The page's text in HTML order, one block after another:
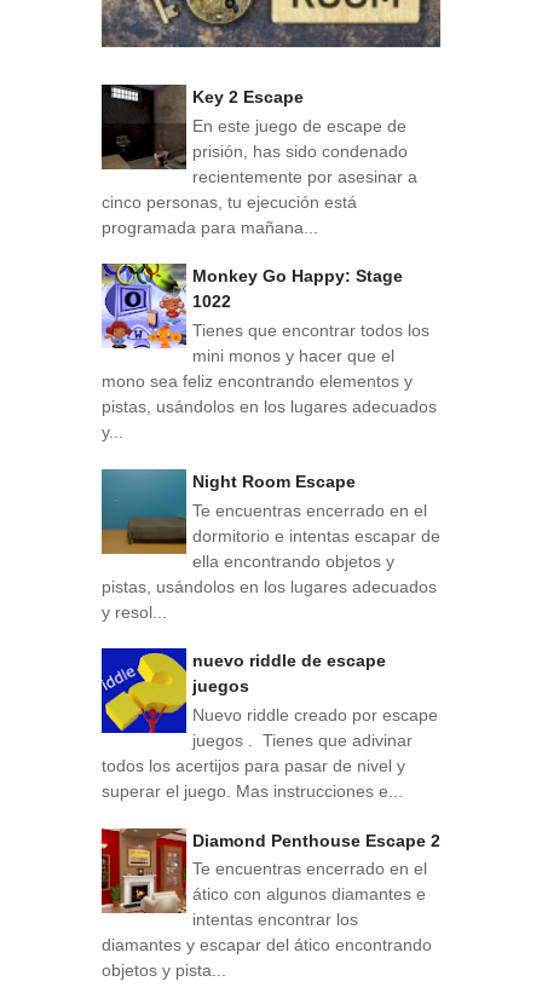
Key 2 Escape
En este juego de escape de
prisión, has sido condenado
recientemente por asesinar a
cinco personas, tu ejecución está
programada para mañana...
Monkey Go Happy: Stage
1022
Tienes que encontrar todos los
mini monos y hacer que el
mono sea feliz encontrando elementos y
pistas, usándolos en los lugares adecuados
y...
Night Room Escape
Te encuentras encerrado en el
dormitorio e intentas escapar de
ella encontrando objetos y
pistas, usándolos en los lugares adecuados
y resol...
nuevo riddle de escape
juegos
Nuevo riddle creado por escape
juegos . Tienes que adivinar
todos los acertijos para pasar de nivel y
superar el juego. Mas instrucciones e...
Diamond Penthouse Escape 2
Te encuentras encerrado en el
ático con algunos diamantes e
intentas encontrar los
diamantes y escapar del ático encontrando
objetos y pista...